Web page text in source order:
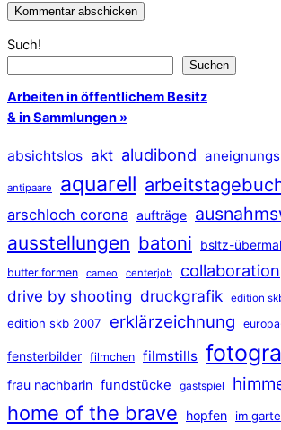
Such!
Suchen
Arbeiten in öffentlichem Besitz
& in Sammlungen »
absichtslos akt aludibond
antipaare aquarell
arschloch corona aufträge
ausstellungen batoni bsltz-
butter formen cameo centerjob collaboration
drive by shooting druckgrafik edition
edition skb 2007 erklärzeichnung
fensterbilder filmchen filmstills
frau nachbarin fundstücke gastspiel
home of the brave hopfen im